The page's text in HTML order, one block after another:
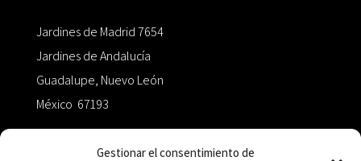
Gestionar el consentimiento de
Jardines de Madrid 7654
Jardines de Andalucía
Guadalupe, Nuevo León
México 67193